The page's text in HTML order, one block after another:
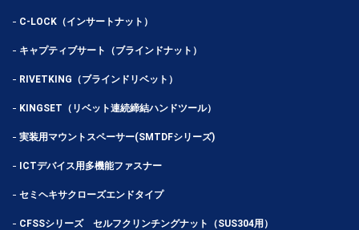
C-LOCK（インサートナット）
キャプティブサート（ブラインドナット）
RIVETKING（ブラインドリベット）
KINGSET（リベット連続締結ハンドツール）
実装用マウントスペーサー(SMTDFシリーズ)
ICTデバイス用多機能ファスナー
セミヘキサクローズエンドタイプ
CFSSシリーズ セルフクリンチングナット（SUS304用）